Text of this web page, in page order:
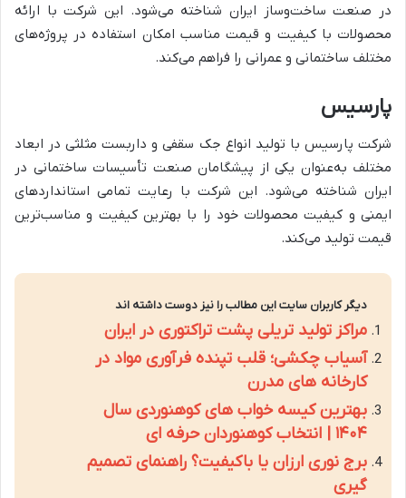
در صنعت ساخت‌وساز ایران شناخته می‌شود. این شرکت با ارائه
محصولات با کیفیت و قیمت مناسب امکان استفاده در پروژه‌های
مختلف ساختمانی و عمرانی را فراهم می‌کند.
پارسیس
شرکت پارسیس با تولید انواع جک سقفی و داربست مثلثی در ابعاد
مختلف به‌عنوان یکی از پیشگامان صنعت تأسیسات ساختمانی در
ایران شناخته می‌شود. این شرکت با رعایت تمامی استانداردهای
ایمنی و کیفیت محصولات خود را با بهترین کیفیت و مناسب‌ترین
قیمت تولید می‌کند.
دیگر کاربران سایت این مطالب را نیز دوست داشته اند
مراکز تولید تریلی پشت تراکتوری در ایران
آسیاب چکشی؛ قلب تپنده فرآوری مواد در
کارخانه های مدرن
بهترین کیسه خواب های کوهنوردی سال
۱۴۰۴ | انتخاب کوهنوردان حرفه ای
برج نوری ارزان یا باکیفیت؟ راهنمای تصمیم
گیری